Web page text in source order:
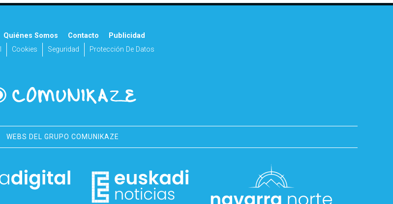
Quiénes Somos Contacto
Publicidad
Cookies Seguridad Protección De Datos
WEBS DEL GRUPO COMUNIKAZE